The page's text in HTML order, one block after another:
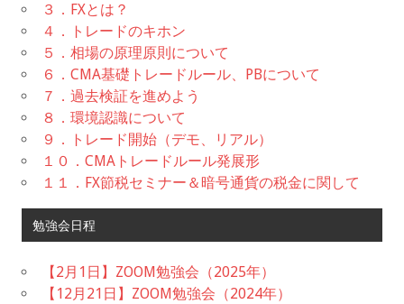
３．FXとは？
４．トレードのキホン
５．相場の原理原則について
６．CMA基礎トレードルール、PBについて
７．過去検証を進めよう
８．環境認識について
９．トレード開始（デモ、リアル）
１０．CMAトレードルール発展形
１１．FX節税セミナー＆暗号通貨の税金に関して
勉強会日程
【2月1日】ZOOM勉強会（2025年）
【12月21日】ZOOM勉強会（2024年）